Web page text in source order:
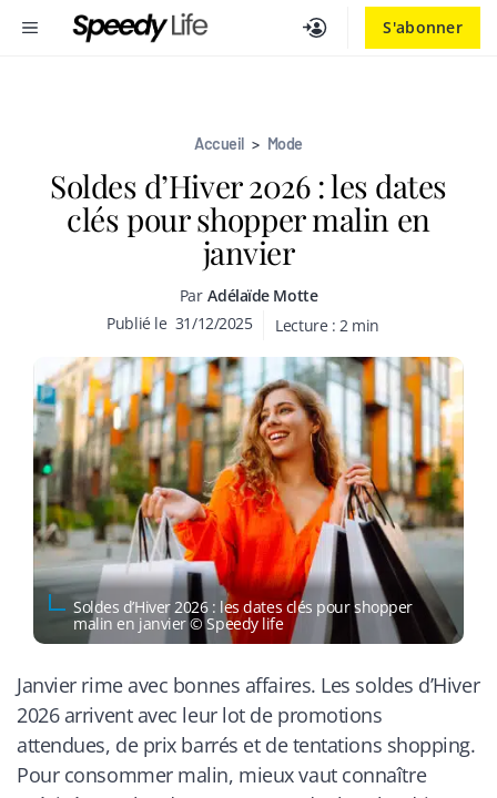
S'abonner
MENU
Accueil > Mode
Soldes d’Hiver 2026 : les dates
clés pour shopper malin en
janvier
Par Adélaïde Motte
Publié le 31/12/2025 Lecture : 2 min
Soldes d’Hiver 2026 : les dates clés pour shopper
malin en janvier © Speedy life
Janvier rime avec bonnes affaires. Les soldes d’Hiver
2026 arrivent avec leur lot de promotions
attendues, de prix barrés et de tentations shopping.
Pour consommer malin, mieux vaut connaître